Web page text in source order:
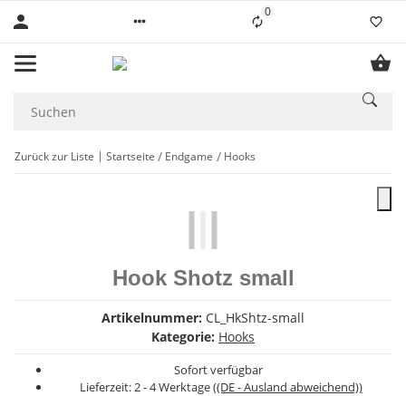
0Liste ist leer
Zurück zur Liste Startseite Endgame Hooks
Hook Shotz small
Artikelnummer: CL_HkShtz-small
Kategorie: Hooks
Sofort verfügbar
Lieferzeit:2 - 4 Werktage((DE - Ausland abweichend))